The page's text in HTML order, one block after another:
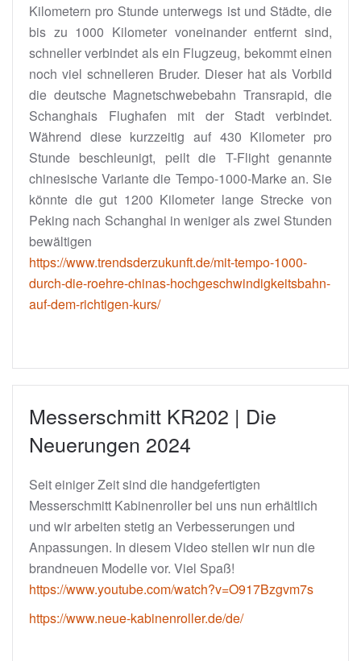
Kilometern pro Stunde unterwegs ist und Städte, die
bis zu 1000 Kilometer voneinander entfernt sind,
schneller verbindet als ein Flugzeug, bekommt einen
noch viel schnelleren Bruder. Dieser hat als Vorbild
die deutsche Magnetschwebebahn Transrapid, die
Schanghais Flughafen mit der Stadt verbindet.
Während diese kurzzeitig auf 430 Kilometer pro
Stunde beschleunigt, peilt die T-Flight genannte
chinesische Variante die Tempo-1000-Marke an. Sie
könnte die gut 1200 Kilometer lange Strecke von
Peking nach Schanghai in weniger als zwei Stunden
bewältigen
https://www.trendsderzukunft.de/mit-tempo-1000-
durch-die-roehre-chinas-hochgeschwindigkeitsbahn-
auf-dem-richtigen-kurs/
Messerschmitt KR202 | Die
Neuerungen 2024
Seit einiger Zeit sind die handgefertigten
Messerschmitt Kabinenroller bei uns nun erhältlich
und wir arbeiten stetig an Verbesserungen und
Anpassungen. In diesem Video stellen wir nun die
brandneuen Modelle vor. Viel Spaß!
https://www.youtube.com/watch?v=O917Bzgvm7s
https://www.neue-kabinenroller.de/de/